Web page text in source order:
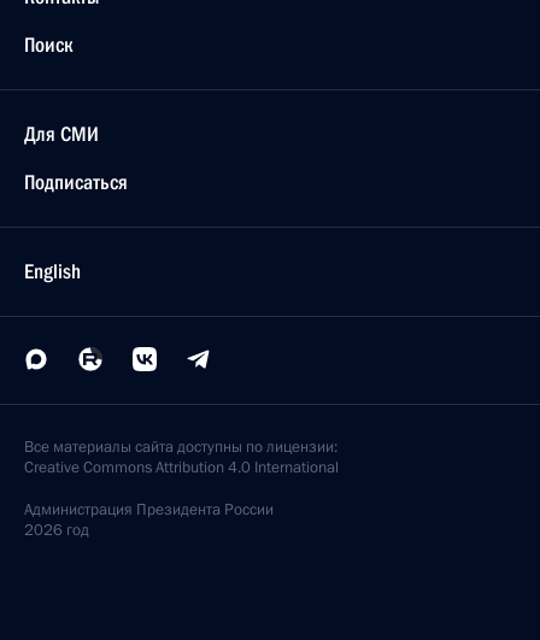
Поиск
Для СМИ
Подписаться
English
Все материалы сайта доступны по лицензии:
Creative Commons Attribution 4.0 International
Администрация Президента России
2026 год